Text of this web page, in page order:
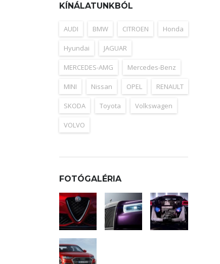
KÍNÁLATUNKBÓL
AUDI BMW CITROEN Honda
Hyundai JAGUAR
MERCEDES-AMG Mercedes-Benz
MINI Nissan OPEL RENAULT
SKODA Toyota Volkswagen
VOLVO
FOTÓGALÉRIA